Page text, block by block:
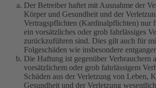
Der Betreiber haftet mit Ausnahme der
Körper und Gesundheit und der
Vertragspflichten (Kardinalpflichten) nur
ein vorsätzliches oder grob fahrlässiges
zurückzuführen sind. Dies gilt auch für
Folgeschäden wie insbesondere
Die Haftung ist gegenüber Verbrauchern
vorsätzlichem oder grob fahrlässigem
Schäden aus der Verletzung von Leben,
Gesundheit und der Verletzung